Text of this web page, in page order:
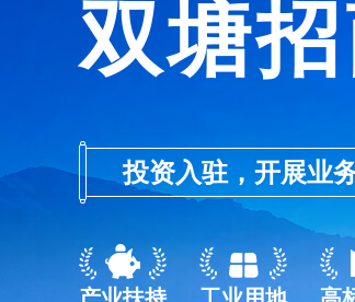
双塘
投资入驻，开展业